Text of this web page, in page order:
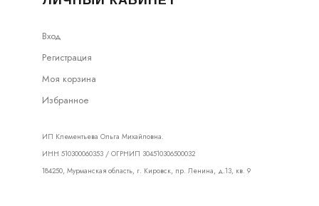
Вход
Регистрация
Моя корзина
Избранное
ИП Клементьева Ольга Михайловна.
ИНН 510300060353 / ОГРНИП 304510306500032
184250, Мурманская область, г. Кировск, пр. Ленина, д.13, кв. 9